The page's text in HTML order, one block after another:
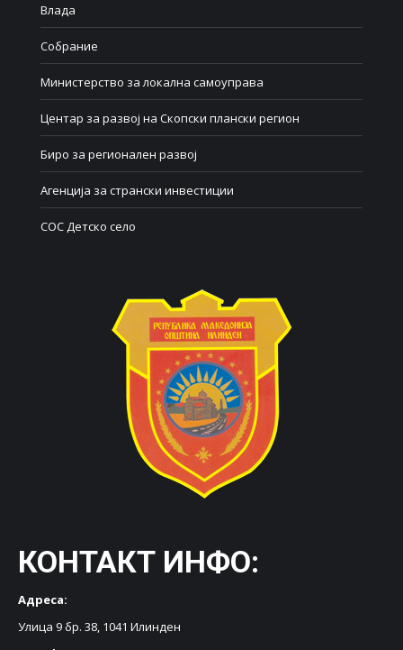
Влада
Собрание
Министерство за локална самоуправа
Центар за развој на Скопски плански регион
Биро за регионален развој
Агенција за странски инвестиции
СОС Детско село
КОНТАКТ ИНФО:
Адреса:
Улица 9 бр. 38, 1041 Илинден